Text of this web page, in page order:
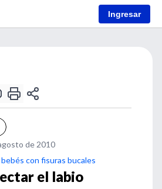
Ingresar
de 2010
con fisuras bucales
el labio